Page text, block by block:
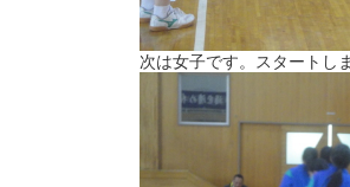
次は女子です。スタートし